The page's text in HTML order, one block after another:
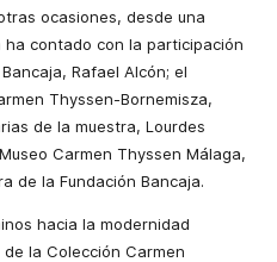
ocasiones, desde una
contado con la participación
Rafael Alcón; el
Thyssen-Bornemisza,
de la muestra, Lourdes
Carmen Thyssen Málaga,
de la Fundación Bancaja.
hacia la modernidad
la Colección Carmen